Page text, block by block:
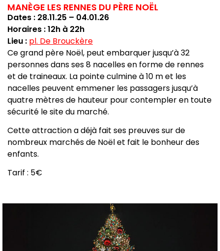
MANÈGE LES RENNES DU PÈRE NOËL
Dates : 28.11.25 – 04.01.26
Horaires : 12h à 22h
Lieu : pl. De Brouckère
Ce grand père Noël, peut embarquer jusqu’à 32
personnes dans ses 8 nacelles en forme de rennes
et de traineaux. La pointe culmine à 10 m et les
nacelles peuvent emmener les passagers jusqu’à
quatre mètres de hauteur pour contempler en toute
sécurité le site du marché.
Cette attraction a déjà fait ses preuves sur de
nombreux marchés de Noël et fait le bonheur des
enfants.
Tarif : 5€